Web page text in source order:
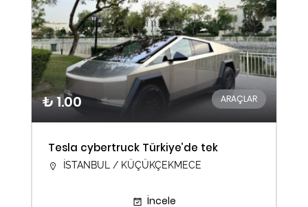
₺ 1.00 ARAÇLAR
Tesla cybertruck Türkiye’de tek
İSTANBUL / KÜÇÜKÇEKMECE
İncele